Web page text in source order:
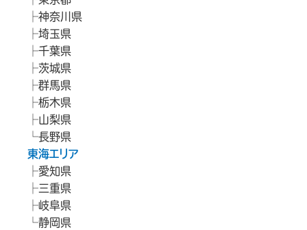
神奈川県
埼玉県
千葉県
茨城県
群馬県
栃木県
山梨県
長野県
東海エリア
愛知県
三重県
岐阜県
静岡県